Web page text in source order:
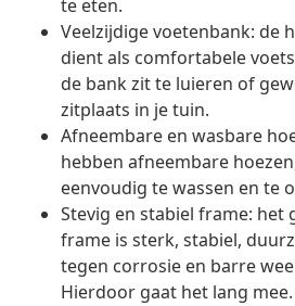
te eten.
Veelzijdige voetenbank: de
dient als comfortabele
de bank zit te luieren of
zitplaats in je tuin.
Afneembare en wasbare
hebben afneembare
eenvoudig te wassen en te
Stevig en stabiel frame: het
frame is sterk, stabiel,
tegen corrosie en barre
Hierdoor gaat het lang mee.